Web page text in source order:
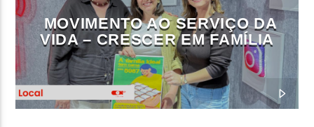
MOVIMENTO AO SERVIÇO DA
VIDA – CRESCER EM FAMÍLIA